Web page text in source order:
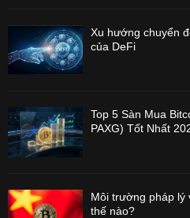
Xu hướng chuyển
của DeFi
Top 5 Sàn Mua
PAXG) Tốt Nhất
Môi trường pháp lý
thế nào?